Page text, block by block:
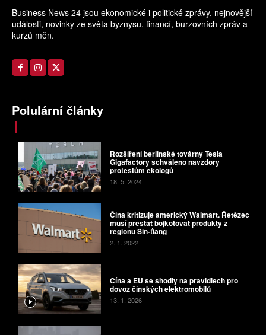
Business News 24 jsou ekonomické i politické zprávy, nejnovější
události, novinky ze světa byznysu, financí, burzovních zpráv a
kurzů měn.
Polulární články
Rozšíření berlínské továrny Tesla
Gigafactory schváleno navzdory
protestům ekologů
18. 5. 2024
Čína kritizuje americký Walmart. Řetězec
musí přestat bojkotovat produkty z
regionu Sin-ťiang
2. 1. 2022
Čína a EU se shodly na pravidlech pro
dovoz čínských elektromobilů
13. 1. 2026